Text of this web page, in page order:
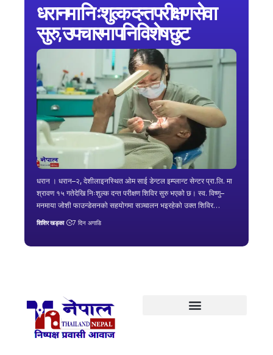
धरानमा निःशुल्क दन्त परीक्षण सेवा
सुरु, उपचारमा पनि विशेष छुट
धरान । धरान–२, देशीलाइनस्थित ओम साई डेन्टल इम्प्लान्ट सेन्टर प्रा.लि. मा
श्रावण १५ गतेदेखि निःशुल्क दन्त परीक्षण शिविर सुरु भएको छ। स्व. विष्णु–
मनमाया जोशी फाउन्डेसनको सहयोगमा सञ्चालन भइरहेको उक्त शिविर…
शिशिर खड्का 7 दिन अगाडि